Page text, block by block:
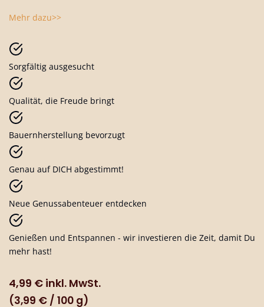
Mehr dazu>>
Sorgfältig ausgesucht
Qualität, die Freude bringt
Bauernherstellung bevorzugt
Genau auf DICH abgestimmt!
Neue Genussabenteuer entdecken
Genießen und Entspannen - wir investieren die Zeit, damit Du
mehr hast!
4,99 € inkl. MwSt.
(3,99 € / 100 g)